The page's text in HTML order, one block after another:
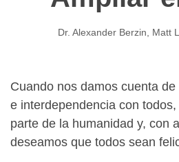
Dr. Alexander Berzin Matt
Cuando nos damos cuenta
e interdependencia con
parte de la humanidad y, con
deseamos que todos sean